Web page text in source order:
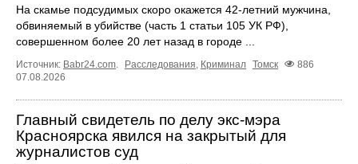
На скамье подсудимых скоро окажется 42-летний мужчина,
обвиняемый в убийстве (часть 1 статьи 105 УК РФ),
совершенном более 20 лет назад в городе ...
Источник: Babr24.com. Расследования, Криминал Томск
886
07.08.2026
Главный свидетель по делу экс-мэра
Красноярска явился на закрытый для
журналистов суд